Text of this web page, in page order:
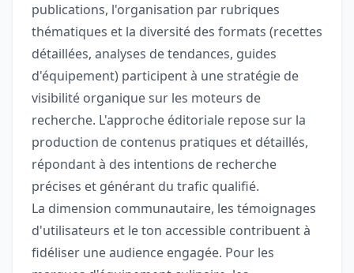
publications, l'organisation par rubriques
thématiques et la diversité des formats (recettes
détaillées, analyses de tendances, guides
d'équipement) participent à une stratégie de
visibilité organique sur les moteurs de
recherche. L'approche éditoriale repose sur la
production de contenus pratiques et détaillés,
répondant à des intentions de recherche
précises et générant du trafic qualifié.
La dimension communautaire, les témoignages
d'utilisateurs et le ton accessible contribuent à
fidéliser une audience engagée. Pour les